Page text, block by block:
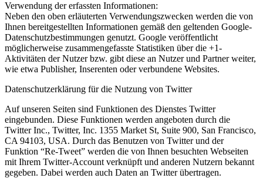
Verwendung der erfassten Informationen:
Neben den oben erläuterten Verwendungszwecken werden die von
Ihnen bereitgestellten Informationen gemäß den geltenden Google-
Datenschutzbestimmungen genutzt. Google veröffentlicht
möglicherweise zusammengefasste Statistiken über die +1-
Aktivitäten der Nutzer bzw. gibt diese an Nutzer und Partner weiter,
wie etwa Publisher, Inserenten oder verbundene Websites.
Datenschutzerklärung für die Nutzung von Twitter
Auf unseren Seiten sind Funktionen des Dienstes Twitter
eingebunden. Diese Funktionen werden angeboten durch die
Twitter Inc., Twitter, Inc. 1355 Market St, Suite 900, San Francisco,
CA 94103, USA. Durch das Benutzen von Twitter und der
Funktion “Re-Tweet” werden die von Ihnen besuchten Webseiten
mit Ihrem Twitter-Account verknüpft und anderen Nutzern bekannt
gegeben. Dabei werden auch Daten an Twitter übertragen.